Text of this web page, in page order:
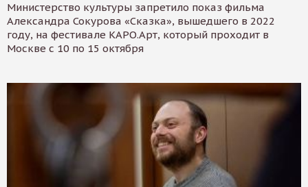
Министерство культуры запретило показ фильма
Александра Сокурова «Сказка», вышедшего в 2022
году, на фестивале КАРО.Арт, который проходит в
Москве с 10 по 15 октября